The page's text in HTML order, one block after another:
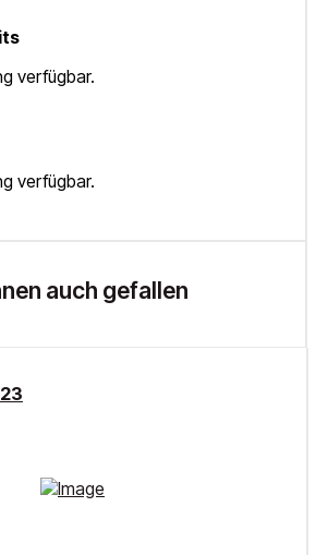
verfügbar.
verfügbar.
auch gefallen